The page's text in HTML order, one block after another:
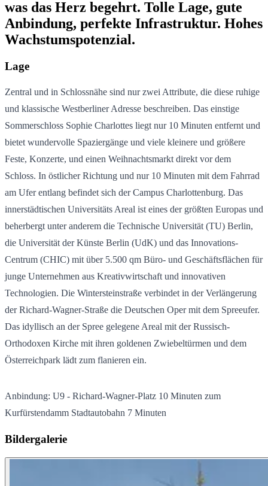
was das Herz begehrt. Tolle Lage, gute
Anbindung, perfekte Infrastruktur. Hohes
Wachstumspotenzial.
Lage
Zentral und in Schlossnähe sind nur zwei Attribute, die diese ruhige
und klassische Westberliner Adresse beschreiben. Das einstige
Sommerschloss Sophie Charlottes liegt nur 10 Minuten entfernt und
bietet wundervolle Spaziergänge und viele kleinere und größere
Feste, Konzerte, und einen Weihnachtsmarkt direkt vor dem
Schloss. In östlicher Richtung und nur 10 Minuten mit dem Fahrrad
am Ufer entlang befindet sich der Campus Charlottenburg. Das
innerstädtischen Universitäts Areal ist eines der größten Europas und
beherbergt unter anderem die Technische Universität (TU) Berlin,
die Universität der Künste Berlin (UdK) und das Innovations-
Centrum (CHIC) mit über 5.500 qm Büro- und Geschäftsflächen für
junge Unternehmen aus Kreativwirtschaft und innovativen
Technologien. Die Wintersteinstraße verbindet in der Verlängerung
der Richard-Wagner-Straße die Deutschen Oper mit dem Spreeufer.
Das idyllisch an der Spree gelegene Areal mit der Russisch-
Orthodoxen Kirche mit ihren goldenen Zwiebeltürmen und dem
Österreichpark lädt zum flanieren ein.
Anbindung: U9 - Richard-Wagner-Platz 10 Minuten zum
Kurfürstendamm Stadtautobahn 7 Minuten
Bildergalerie